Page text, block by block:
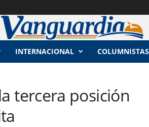
INTERNACIONAL COLUMNISTAS
tercera posición